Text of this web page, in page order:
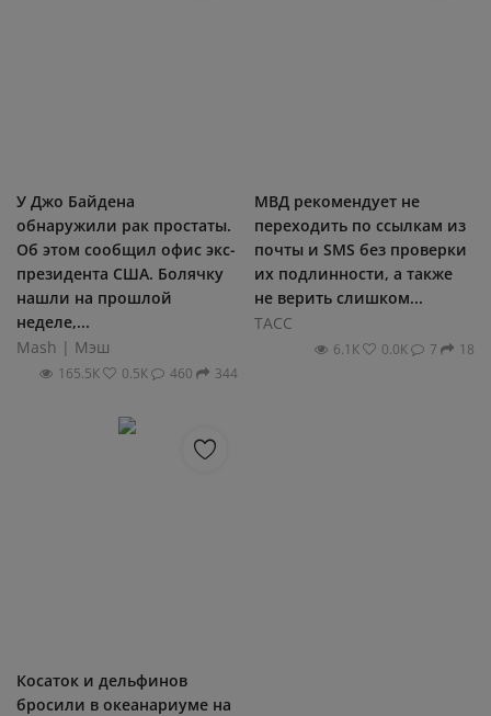
У Джо Байдена
обнаружили рак простаты.
Об этом сообщил офис экс-
президента США. Болячку
нашли на прошлой
неделе,...
Mash | Мэш
165.5К 0.5К 460 344
МВД рекомендует не
переходить по ссылкам из
почты и SMS без проверки
их подлинности, а также
не верить слишком...
ТАСС
6.1К 0.0К 7 18
Косаток и дельфинов
бросили в океанариуме на